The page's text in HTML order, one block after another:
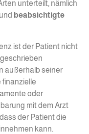
unterteilt, nämlich
und beabsichtigte
ist der Patient nicht
außerhalb seiner
finanzielle
oder
mit dem Arzt
der Patient die
kann.